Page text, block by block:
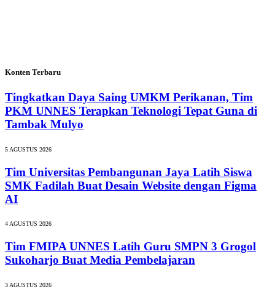
Konten Terbaru
Tingkatkan Daya Saing UMKM Perikanan, Tim
PKM UNNES Terapkan Teknologi Tepat Guna di
Tambak Mulyo
5 AGUSTUS 2026
Tim Universitas Pembangunan Jaya Latih Siswa
SMK Fadilah Buat Desain Website dengan Figma
AI
4 AGUSTUS 2026
Tim FMIPA UNNES Latih Guru SMPN 3 Grogol
Sukoharjo Buat Media Pembelajaran
3 AGUSTUS 2026